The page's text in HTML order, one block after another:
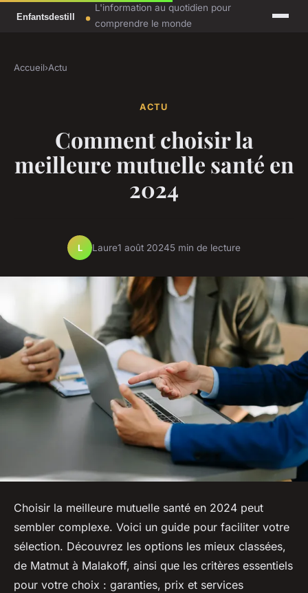
L'information au quotidien pour
comprendre le monde
Accueil›Actu
ACTU
Comment choisir la
meilleure mutuelle santé en
2024
L Laure1 août 20245 min de lecture
Choisir la meilleure mutuelle santé en 2024 peut
sembler complexe. Voici un guide pour faciliter votre
sélection. Découvrez les options les mieux classées,
de Matmut à Malakoff, ainsi que les critères essentiels
pour votre choix : garanties, prix et services